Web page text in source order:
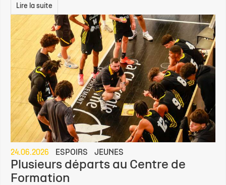
Lire la suite
24.06.2026 ESPOIRS JEUNES
Plusieurs départs au Centre de
Formation